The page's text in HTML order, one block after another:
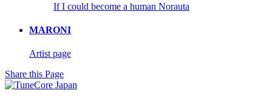
If I could become a human Norauta
MARONI
Artist page
Share this Page